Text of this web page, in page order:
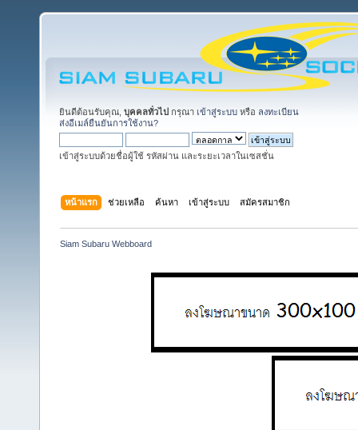
ยินดีต้อนรับคุณ, บุคคลทั่วไป กรุณา เข้าสู่ระบบ หรือ ลงทะเบียน
ส่งอีเมล์ยืนยันการใช้งาน?
เข้าสู่ระบบด้วยชื่อผู้ใช้ รหัสผ่าน และระยะเวลาในเซสชั่น
หน้าแรก ช่วยเหลือ ค้นหา เข้าสู่ระบบ สมัครสมาชิก
Siam Subaru Webboard